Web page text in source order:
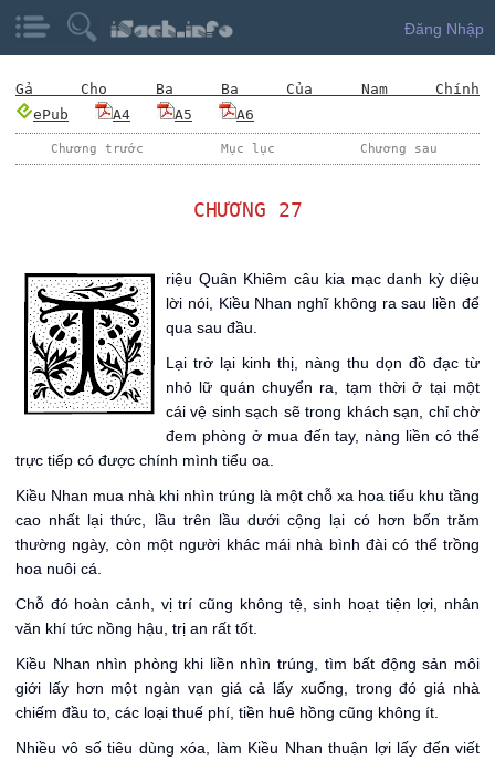
Đăng Nhập
Gả Cho Ba Ba Của Nam Chính
ePub
A4 A5 A6
Chương trước Mục lục Chương sau
CHƯƠNG 27
riệu Quân Khiêm câu kia mạc danh kỳ diệu
lời nói, Kiều Nhan nghĩ không ra sau liền để
qua sau đầu.
Lại trở lại kinh thị, nàng thu dọn đồ đạc từ
nhỏ lữ quán chuyển ra, tạm thời ở tại một
cái vệ sinh sạch sẽ trong khách sạn, chỉ chờ
đem phòng ở mua đến tay, nàng liền có thể
trực tiếp có được chính mình tiểu oa.
Kiều Nhan mua nhà khi nhìn trúng là một chỗ xa hoa tiểu khu tầng
cao nhất lại thức, lầu trên lầu dưới cộng lại có hơn bốn trăm
thường ngày, còn một người khác mái nhà bình đài có thể trồng
hoa nuôi cá.
Chỗ đó hoàn cảnh, vị trí cũng không tệ, sinh hoạt tiện lợi, nhân
văn khí tức nồng hậu, trị an rất tốt.
Kiều Nhan nhìn phòng khi liền nhìn trúng, tìm bất động sản môi
giới lấy hơn một ngàn vạn giá cả lấy xuống, trong đó giá nhà
chiếm đầu to, các loại thuế phí, tiền huê hồng cũng không ít.
Nhiều vô số tiêu dùng xóa, làm Kiều Nhan thuận lợi lấy đến viết